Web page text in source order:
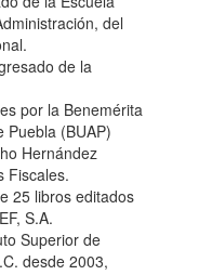
del
de la
por la Benemérita
Puebla (BUAP)
Hernández
Fiscales.
25 libros editados
S.A.
Superior de
desde 2003,